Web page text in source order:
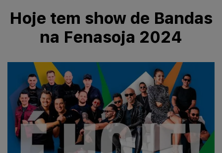
Hoje tem show de Bandas
na Fenasoja 2024